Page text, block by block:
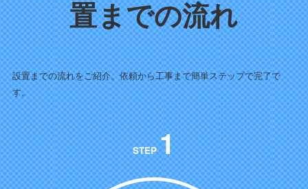
置までの流れ
設置までの流れをご紹介。依頼から工事まで簡単ステップで完了で
す。
STEP1